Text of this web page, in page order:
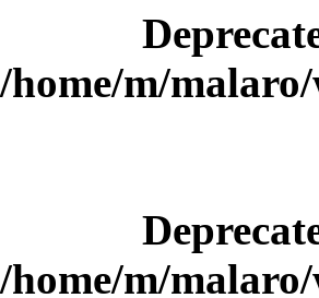
/home/m/
/home/m/